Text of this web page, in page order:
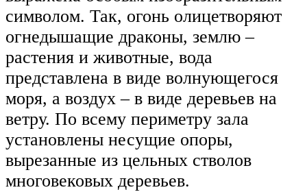
символом. Так, огонь олицетворяют
огнедышащие драконы, землю –
растения и животные, вода
представлена в виде волнующегося
моря, а воздух – в виде деревьев на
ветру. По всему периметру зала
установлены несущие опоры,
вырезанные из цельных стволов
многовековых деревьев.